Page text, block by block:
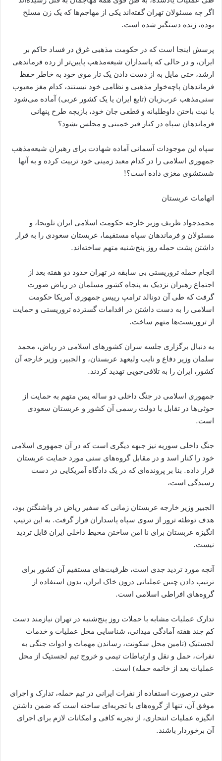
اگر چه مسئولان تهران گفته‌اند یکی از مهاجم‌ها که یک زن مسلح
بوده، زنده دستگیر شده است.
پرسش اینجا است که در حکومت مذهبی غرق در فساد حاکم بر
ایران، و در حالی که پاسداران شیعه‌مذهب پایین‌تر از رده فرماندهی
ارشد، حتی مایل به از دست دادن یک تار موی خود به خاطر حفظ
فرماندهان پاچه‌خوار مذهبی و نظامی خود نیستند، کدام مغز معیوب
سنی‌مذهب عرب‌زبان (تابع ایران یا یک کشور عربی) آماده می‌شود
با نیت باختن داوطلبانه و قطعی جان خود، بازیچه طرح پنهانی
فرماندهان سپاه در کنار قبر خمینی و مجلس بشود؟
سپاه این موجودات آسمانی آماده شهادت برای رهبران شیعه‌مذهب
جمهوری اسلامی را در کدام معبد زمینی خود تربیت کرده و به آنها
شستشوی مغزی داده است؟!
اتهامات عربستان
محمدجواد ظریف وزیر خارجه حکومت اسلامی ایران تلویحا، و
مسئولان و فرماندهان سپاه مستقیما، عربستان سعودی را به قرار
داشتن پشت حمله روز پنج‌شنبه متهم ساخته‌اند.
انجام حمله تروریستی بی سابقه در تهران حدود دو هفته بعد از
اجتماع رهبران نزدیک به پنجاه کشور مسلمان در ریاض صورت
گرفت که طی آن دونالد ترامپ رییس جمهوری آمریکا حکومت
اسلامی را به دست داشتن در اقدامات گسترده تروریستی و حمایت
از تروریست‌ها متهم ساخت.
به دنبال برگزاری جلسه سران کشورهای اسلامی در ریاض، محمد
سلمان وزیر دفاع و نایب ولیعهد عربستان، و الجبیر، وزیر خارجه آن
کشور، ایران را به تلافی‌جویی تهدید کردند.
جمهوری اسلامی در جنگ داخلی دو ساله یمن متهم به حمایت از
حوثی‌ها در تقابل با دولت رسمی آن کشور و عربستان سعودی
است.
جنگ داخلی سوریه نیز جبهه دیگری است که در آن جمهوری اسلامی
خود را کنار اسد و در مقابل گروه‌های سنی مورد حمایت عربستان
قرار داده. بنا بر پرونده‌ای که در یک دادگاه آمریکایی در دست
رسیدگی است،
الجبیر وزیر خارجه عربستان زمانی که سفیر ریاض در واشنگتن بود،
هدف توطئه ترور از سوی سپاه پاسداران قرار گرفت. به این ترتیب
انگیزه عربستان برای نا امن ساختن محیط داخلی ایران قابل تردید
نیست.
آنچه مورد تردید جدی است، ظرفیت‌های مستقیم آن کشور برای
ترتیب دادن چنین عملیاتی درون خاک ایران، بدون استفاده از
گروه‌های افراطی اسلامی است.
تدارک عملیات مشابه با حملات روز پنج‌شنبه در تهران نیازمند دست
کم چند هفته آمادگی میدانی، شناسایی محل عملیات و خدمات
لجستیک (تامین محل سکونت، رساندن مهمات و ادوات جنگی به
نفرات، حمل و نقل و ارتباطات تیمی و خروج تیم لجستیک از محل
عملیات بعد از خاتمه حمله) است.
حتی درصورت استفاده از نفرات ایرانی در تیم حمله، تدارک و اجرای
موفق آن، تنها از گروه‌های با تجربه‌ای ساخته است که ضمن داشتن
انگیزه عملیات انتحاری، از تجربه کافی و امکانات لازم برای اجرای
آن برخوردار باشند.